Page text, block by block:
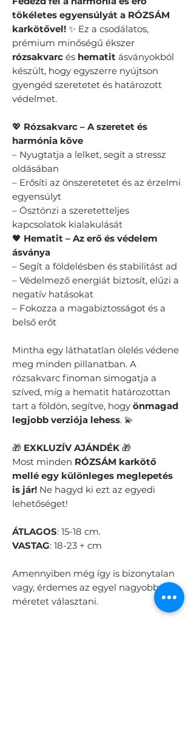
tökéletes egyensúlyát a RÓZSÁM
karkötővel! ✨ Ez a csodálatos,
prémium minőségű ékszer
rózsakvarc és hematit ásványokból
készült, hogy egyszerre nyújtson
gyengéd szeretetet és határozott
védelmet.
💖 Rózsakvarc – A szeretet és
harmónia köve
– Nyugtatja a lelket, segít a stressz
oldásában
– Erősíti az önszeretetet és az érzelmi
egyensúlyt
– Ösztönzi a szeretetteljes
kapcsolatok kialakulását
🖤 Hematit – Az erő és védelem
ásványa
– Segít a földelésben és stabilitást ad
– Védelmező energiát biztosít, elűzi a
negatív hatásokat
– Fokozza a magabiztosságot és a
belső erőt
Mintha egy láthatatlan ölelés védene
meg minden pillanatban. A
rózsakvarc finoman simogatja a
szíved, míg a hematit határozottan
tart a földön, segítve, hogy önmagad
legjobb verziója lehess. 💫
🎁 EXKLUZÍV AJÁNDÉK 🎁
Most minden RÓZSÁM karkötő
mellé egy különleges meglepetés
is jár! Ne hagyd ki ezt az egyedi
lehetőséget!
ÁTLAGOS: 15-18 cm.
VASTAG: 18-23 + cm
Amennyiben még így is bizonytalan
vagy, érdemes az egyel nagyobb
méretet választani.